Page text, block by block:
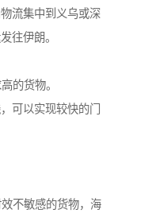
流集中到义乌或深
往伊朗。
的货物。
可以实现较快的门
不敏感的货物，海